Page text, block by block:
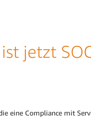
jetzt
eine Compliance mit